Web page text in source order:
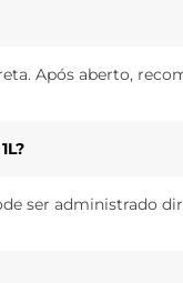
Após aberto,
ser administrado